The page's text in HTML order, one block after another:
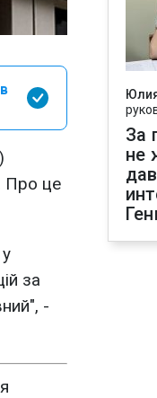
Про це
за
-
За
не